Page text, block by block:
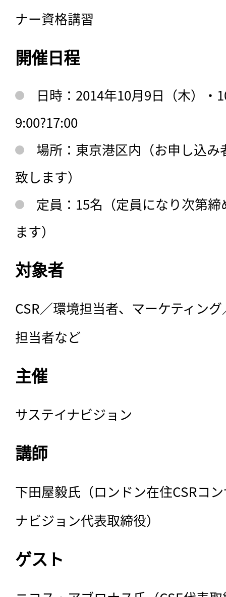
ナー資格講習
開催日程
日時：2014年10月9日（木）・
9:00?17:00
場所：東京港区内（お申し込
致します）
定員：15名（定員になり次第
ます）
対象者
CSR／環境担当者、マーケティン
担当者など
主催
サステイナビジョン
講師
下田屋毅氏（ロンドン在住CSRコ
ナビジョン代表取締役）
ゲスト